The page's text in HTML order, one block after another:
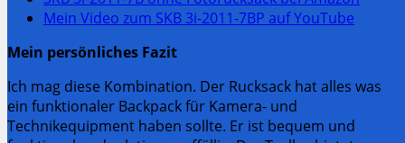
Mein Video zum SKB 3i-2011-7BP auf YouTube
Mein persönliches Fazit
Ich mag diese Kombination. Der Rucksack hat alles was
ein funktionaler Backpack für Kamera- und
Technikequipment haben sollte. Er ist bequem und